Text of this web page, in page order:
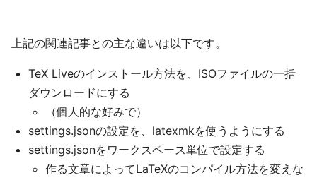
上記の関連記事との主な違いは以下です。
TeX Liveのインストール方法を、ISOファイルの一括
ダウンロードにする
（個人的な好みで）
settings.jsonの設定を、latexmkを使うようにする
settings.jsonをワークスペース単位で設定する
作る文章によってLaTeXのコンパイル方法を変えな